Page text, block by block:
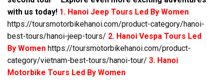
with us today! 1. Hanoi Jeep Tours Led By Women
https://toursmotorbikehanoi.com/product-category/hanoi-
best-tours/hanoi-jeep-tours/ 2. Hanoi Vespa Tours Led
By Women https://toursmotorbikehanoi.com/product-
category/vietnam-best-tours/hanoi-tour/ 3. Hanoi
Motorbike Tours Led By Women